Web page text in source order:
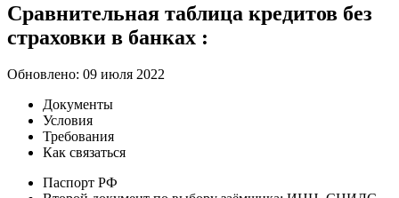
Сравнительная таблица кредитов без
страховки в банках :
Обновлено: 09 июля 2022
Документы
Условия
Требования
Как связаться
Паспорт РФ